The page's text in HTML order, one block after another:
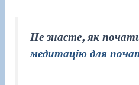
Не знаєте, як
медитацію для